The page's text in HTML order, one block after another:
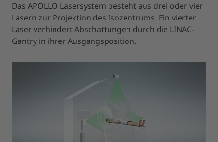
Das APOLLO Lasersystem besteht aus drei oder vier
Lasern zur Projektion des Isozentrums. Ein vierter
Laser verhindert Abschattungen durch die LINAC-
Gantry in ihrer Ausgangsposition.